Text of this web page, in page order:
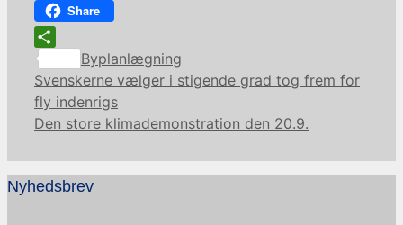
Facebook
Share
Share
Kategorier
Byplanlægning
Svenskerne vælger i stigende grad tog frem for
fly indenrigs
Den store klimademonstration den 20.9.
Nyhedsbrev